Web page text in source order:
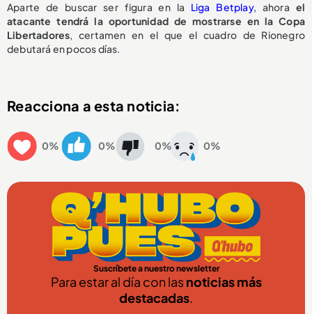
Aparte de buscar ser figura en la Liga Betplay, ahora el
atacante tendrá la oportunidad de mostrarse en la Copa
Libertadores, certamen en el que el cuadro de Rionegro
debutará en pocos días.
Reacciona a esta noticia:
0% 0% 0% 0%
Suscríbete a nuestro newsletter
Para estar al día con lasnoticias más
destacadas.